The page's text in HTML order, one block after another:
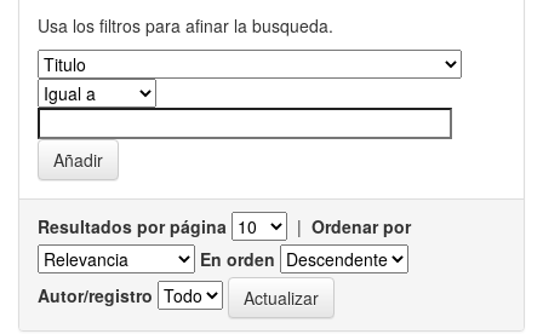
Usa los filtros para afinar la busqueda.
Resultados por página | Ordenar por
En orden
Autor/registro